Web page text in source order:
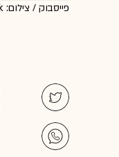
פייסבוק / צילום: Shutterstock